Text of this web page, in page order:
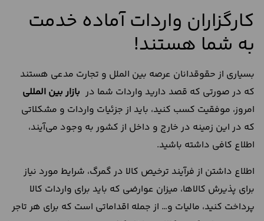
کارگزاران واردات آماده خدمت
به شما هستند!
بسیاری از حقوقدانان عرصه بین الملل و تجارت مدعی هستند
که در صورتی که قصد دارید واردات شما در بازار بین المللی
امروز، موفقیت کسب کنید، باید از جزئیات واردات و مشکلاتی
که در این زمینه در خارج و داخل از کشور به وجود می‌آیند،
اطلاع کافی داشته باشید.
اطلاع داشتن از فرآیند ترخیص کالا در گمرگ، شرایط مورد نیاز
برای پذیرش کالاها، میزان عوارضی که باید برای واردات کالا
پرداخت کنید، مالیات و… از جمله اقداماتی است که برای هر تاجر